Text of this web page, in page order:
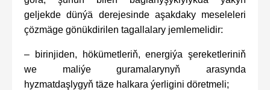
geljekde dünýä derejesinde aşakdaky meseleleri
çözmäge gönükdirilen tagallalary jemlemelidir:
– birinjiden, hökümetleriň, energiýa şereketleriniň
we maliýe guramalarynyň arasynda
hyzmatdaşlygyň täze halkara ýerligini döretmeli;